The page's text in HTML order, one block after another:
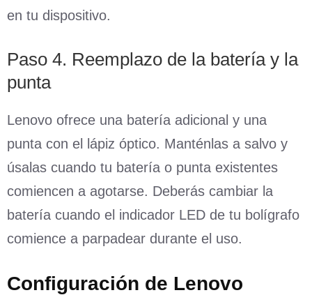
en tu dispositivo.
Paso 4. Reemplazo de la batería y la
punta
Lenovo ofrece una batería adicional y una
punta con el lápiz óptico. Manténlas a salvo y
úsalas cuando tu batería o punta existentes
comiencen a agotarse. Deberás cambiar la
batería cuando el indicador LED de tu bolígrafo
comience a parpadear durante el uso.
Configuración de Lenovo